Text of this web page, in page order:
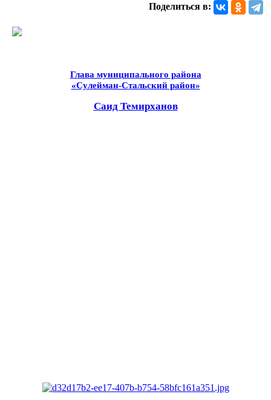
Поделиться в:
Глава муниципального района
«Сулейман-Стальский район»
Саид Темирханов